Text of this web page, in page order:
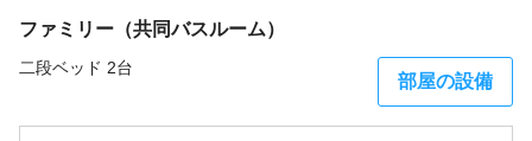
ファミリー（共同バスルーム）
二段ベッド 2台
部屋の設備